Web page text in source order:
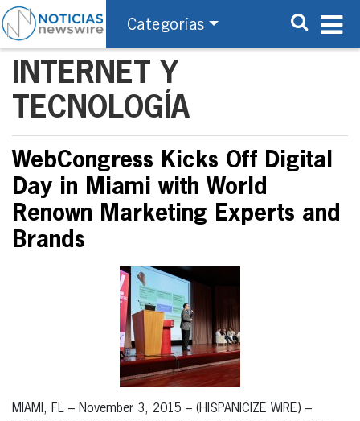
Categorías
INTERNET Y
TECNOLOGÍA
WebCongress Kicks Off Digital
Day in Miami with World
Renown Marketing Experts and
Brands
MIAMI, FL – November 3, 2015 – (HISPANICIZE WIRE) –